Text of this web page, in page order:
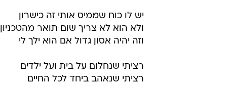
יש לו כוח שממיס אותי זה כישרון
ולא הוא לא צריך שום תואר מהטכניון
וזה יהיה אסון גדול אם הוא ילך לי
רציתי שנחלום על בית ועל ילדים
רציתי שנאהב ביחד לכל החיים